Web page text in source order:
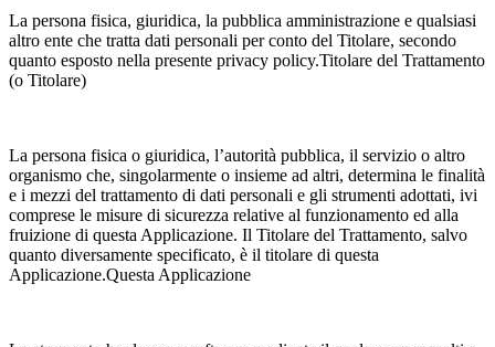
La persona fisica, giuridica, la pubblica amministrazione e qualsiasi
altro ente che tratta dati personali per conto del Titolare, secondo
quanto esposto nella presente privacy policy.Titolare del Trattamento
(o Titolare)
La persona fisica o giuridica, l’autorità pubblica, il servizio o altro
organismo che, singolarmente o insieme ad altri, determina le finalità
e i mezzi del trattamento di dati personali e gli strumenti adottati, ivi
comprese le misure di sicurezza relative al funzionamento ed alla
fruizione di questa Applicazione. Il Titolare del Trattamento, salvo
quanto diversamente specificato, è il titolare di questa
Applicazione.Questa Applicazione